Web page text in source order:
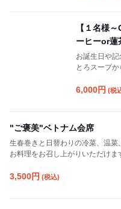
【１名様
ーヒーor蓮
お誕生日や
とろスープ
トは、サクサ
スクリーム
す。大満足
6,000円 (税
"ご褒美"ベトナム会席
生春巻きと日替わりの冷菜、温
お料理をお召し上がりいただけま
3,500円 (税込)